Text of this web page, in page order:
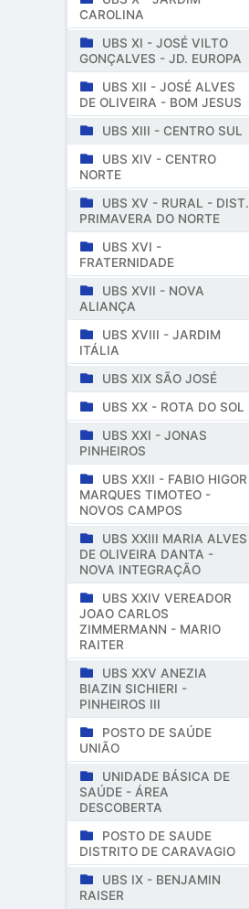
CAROLINA
UBS XI - JOSÉ VILTO
GONÇALVES - JD. EUROPA
UBS XII - JOSÉ ALVES
DE OLIVEIRA - BOM JESUS
UBS XIII - CENTRO SUL
UBS XIV - CENTRO
NORTE
UBS XV - RURAL - DIST.
PRIMAVERA DO NORTE
UBS XVI -
FRATERNIDADE
UBS XVII - NOVA
ALIANÇA
UBS XVIII - JARDIM
ITÁLIA
UBS XIX SÃO JOSÉ
UBS XX - ROTA DO SOL
UBS XXI - JONAS
PINHEIROS
UBS XXII - FABIO HIGOR
MARQUES TIMOTEO -
NOVOS CAMPOS
UBS XXIII MARIA ALVES
DE OLIVEIRA DANTA -
NOVA INTEGRAÇÃO
UBS XXIV VEREADOR
JOAO CARLOS
ZIMMERMANN - MARIO
RAITER
UBS XXV ANEZIA
BIAZIN SICHIERI -
PINHEIROS III
POSTO DE SAÚDE
UNIÃO
UNIDADE BÁSICA DE
SAÚDE - ÁREA
DESCOBERTA
POSTO DE SAUDE
DISTRITO DE CARAVAGIO
UBS IX - BENJAMIN
RAISER